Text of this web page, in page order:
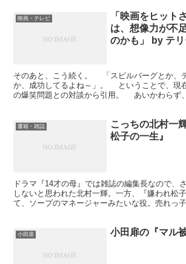
映画・テレビ
「映画をヒット
は、想像力が不
のかも」 by テ
そのあと、こう続く。 「スピルバーグとか、
か、成功してるよね～」。 ということで、現
の爆笑問題との対談から引用。 あいかわらず
書籍・雑誌
こっちの北村一
松子の一生』
ドラマ『14才の母』では雑誌の編集長なので、
しないと思われた北村一輝。一方、『嫌われ松
て、ソープのマネージャーみたいな役。売れ
小田扉 小田扉の『マル